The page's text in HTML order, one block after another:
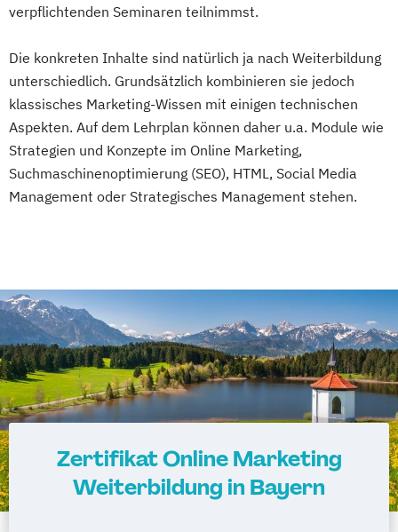
verpflichtenden Seminaren teilnimmst.
Die konkreten Inhalte sind natürlich ja nach Weiterbildung
unterschiedlich. Grundsätzlich kombinieren sie jedoch
klassisches Marketing-Wissen mit einigen technischen
Aspekten. Auf dem Lehrplan können daher u.a. Module wie
Strategien und Konzepte im Online Marketing,
Suchmaschinenoptimierung (SEO), HTML, Social Media
Management oder Strategisches Management stehen.
Zertifikat Online Marketing
Weiterbildung in Bayern